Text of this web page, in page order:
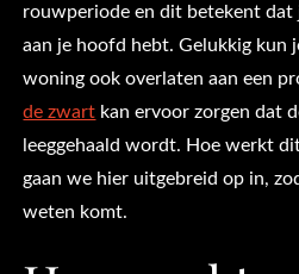
rouwperiode en dit betekent
aan je hoofd hebt. Gelukkig kun
woning ook overlaten aan een
de zwart kan ervoor zorgen dat
leeggehaald wordt. Hoe werkt
gaan we hier uitgebreid op in,
weten komt.